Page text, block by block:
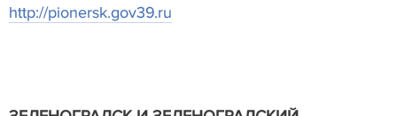
http://pionersk.gov39.ru